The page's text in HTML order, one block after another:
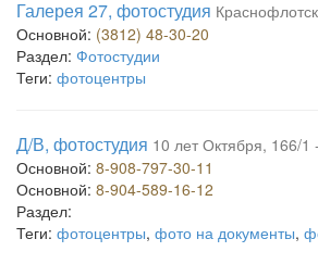
Галерея 27, фотостудия
Основной: (3812) 48-30-20
Раздел: Фотостудии
Теги: фотоцентры
Д/В, фотостудия 10 лет Октября, 166/1
Основной: 8-908-797-30-11
Основной: 8-904-589-16-12
Раздел:
Теги: фотоцентры, фото на документы,